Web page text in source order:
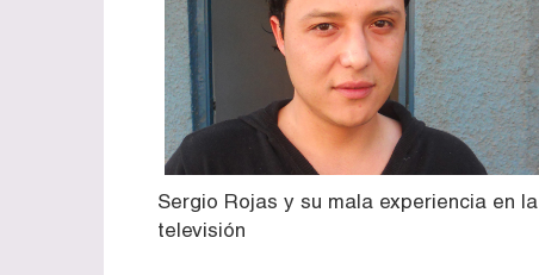
Sergio Rojas y su mala experiencia en la
televisión